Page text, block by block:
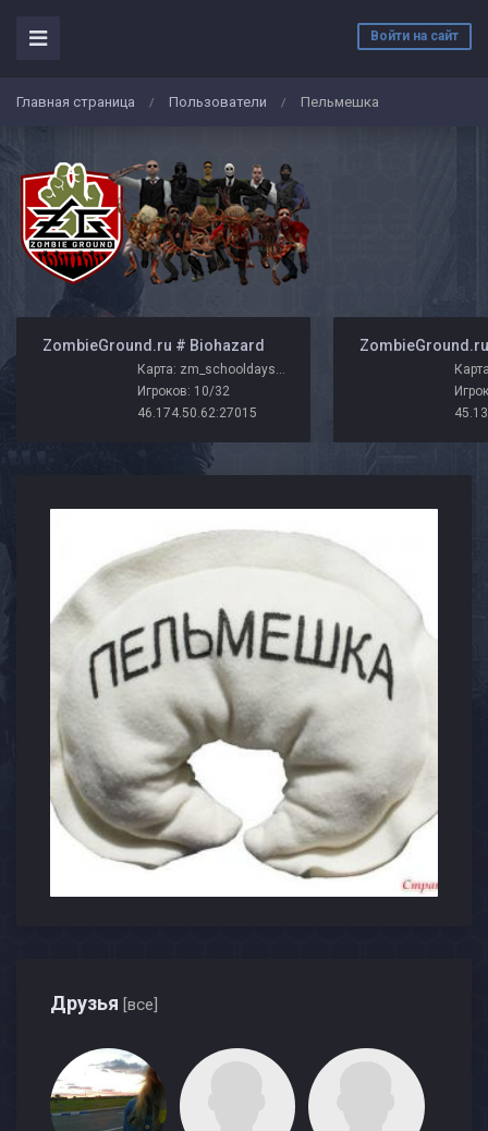
Войти на сайт
Главная страница / Пользователи / Пельмешка
️ ZombieGround.ru # Biohazard
Карта: zm_schooldays_zg
Игроков: 10/32
46.174.50.62:27015
Друзья [все]